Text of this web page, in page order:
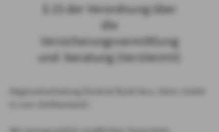
§ 15 der Verordnung über
die
Versicherungsvermittlung
und -beratung (VersVermV)
Regionalvertretung Özsüt & Özsüt Vers.-Verm. GmbH